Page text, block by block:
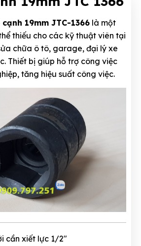
19mm JTC-1366 là một
thiếu cho các kỹ thuật viên tại
chữa ô tô, garage, đại lý xe
Thiết bị giúp hỗ trợ công việc
tăng hiệu suất công việc.
cần xiết lực 1/2"